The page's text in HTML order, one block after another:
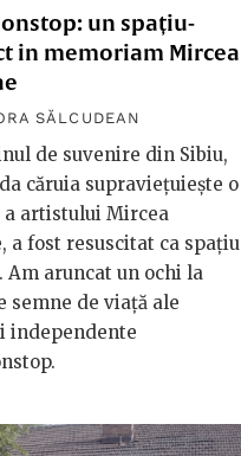
un spațiu-
in memoriam Mircea
SĂLCUDEAN
de suvenire din Sibiu,
căruia supraviețuiește o
a artistului Mircea
a fost resuscitat ca spațiu
Am aruncat un ochi la
semne de viață ale
independente